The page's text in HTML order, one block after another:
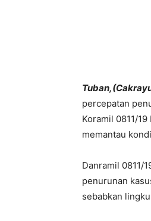
percepatan
Koramil 0811/
memantau
Danramil 0811/
penurunan
sebabkan